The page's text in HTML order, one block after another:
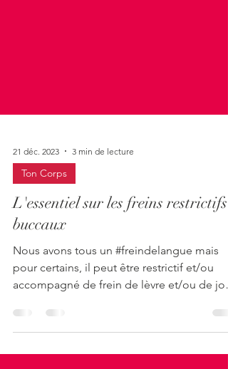
21 déc. 2023
Ton Corps
L'essentiel sur les freins restrictifs
buccaux
Nous avons tous un #freindelangue mais
pour certains, il peut être restrictif et/ou
accompagné de frein de lèvre et/ou de
-...